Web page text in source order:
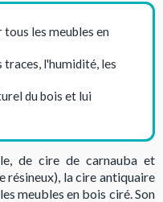
les meubles en
l'humidité, les
du bois et lui
de cire de carnauba et
résineux), la cire antiquaire
meubles en bois ciré. Son